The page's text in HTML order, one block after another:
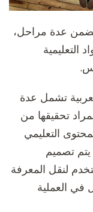
يتضمن عدة مراحل،
التعليمية
تشمل عدة
تحقيقها من
التعليمي
تصميم
لنقل المعرفة
في العملية